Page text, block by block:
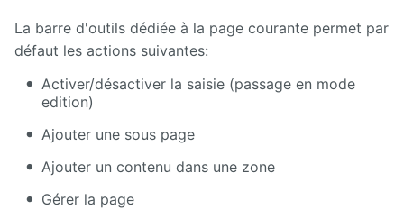
Maps
Microsoft
Multimedia
MyFavorites
La barre d'outils dédiée à la page courante permet par
défaut les actions suivantes:
Activer/désactiver la saisie (passage en mode
edition)
Ajouter une sous page
Ajouter un contenu dans une zone
Gérer la page